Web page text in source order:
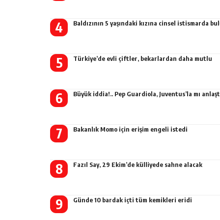
Baldızının 5 yaşındaki kızına cinsel istismarda
Türkiye’de evli çiftler, bekarlardan daha mutlu
Büyük iddia!.. Pep Guardiola, Juventus’la mı
Bakanlık Momo için erişim engeli istedi
Fazıl Say, 29 Ekim’de külliyede sahne alacak
Günde 10 bardak içti tüm kemikleri eridi